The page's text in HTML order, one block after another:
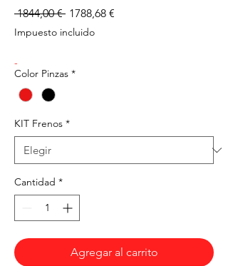
1844,00 € Precio
1788,68 €
Impuesto incluido
-
Color Pinzas *
KIT Frenos *
Cantidad *
Agregar al carrito